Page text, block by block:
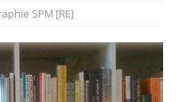
SPM [RE]